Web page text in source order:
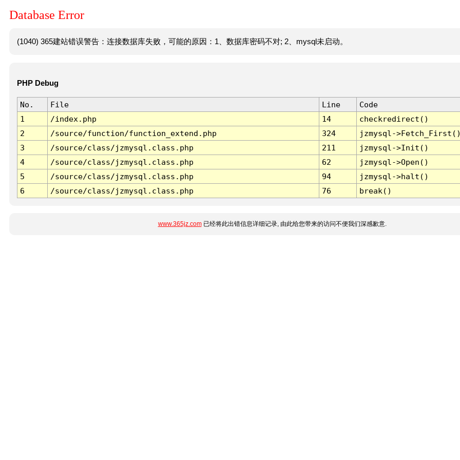
Database Error
(1040) 365建站错误警告：连接数据库失败，可能的原因：1、数据库密码不对; 2、mysql未启动。
PHP Debug
No. File Line
Code
1
/index.php 14
checkredirect()
2
/source/function/function_extend.php 324
jzmysql-
3
/source/class/jzmysql.class.php 211
jzmysql->Init()
4
/source/class/jzmysql.class.php 62
jzmysql->Open()
5
/source/class/jzmysql.class.php 94
jzmysql->halt()
6
/source/class/jzmysql.class.php 76 break()
www.365jz.com已经将此出错信息详细记录, 由此给您带来的访问不便我们深感歉意.